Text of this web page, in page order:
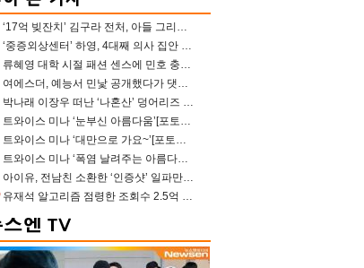
‘17억 빚잔치’ 김구라 전처, 아들 그리는 “나 뿐인데” 친엄마 챙기는 효심 눈길
‘중증외상센터’ 하영, 4대째 의사 집안 인증 “증조부, 고종 황제 진료”(옥문아)[어제TV]
류혜영 대학 시절 패션 센스에 민호 충격 “레몬색 레깅스에 다리 없는 줄”(나혼산)
여에스더, 예능서 민낯 공개했다가 댓글에 충격 “눈 왜 저렇게 처졌냐고”(에스더TV)
박나래 이장우 떠난 ‘나혼산’ 덩어리즈 왔다, 1인 1케이크에 팜유 전현무 충격[어제TV]
트와이스 미나 ‘눈부신 아름다움’[포토엔HD]
트와이스 미나 ‘대만으로 가요~’[포토엔HD]
트와이스 미나 ‘폭염 날려주는 아름다움’[포토엔HD]
아이유, 전남친 소환한 ‘인증샷’ 일파만파 속…남사친 변우석 선물도 남겼나 ‘훈훈’
유재석 알고리즘 점령한 조회수 2.5억 신박한 다비치, 강민경 덩달아 긴장(해투)